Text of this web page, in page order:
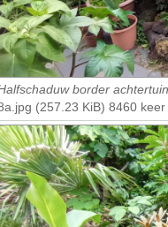
border achtertuin
(257.23 KiB) 8460